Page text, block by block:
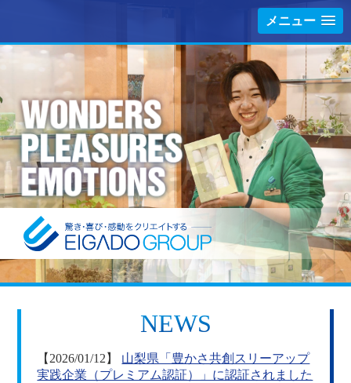
メニュー
NEWS
【2026/01/12】 山梨県「豊かさ共創スリーアップ
実践企業（プレミアム認証）」に認証されました